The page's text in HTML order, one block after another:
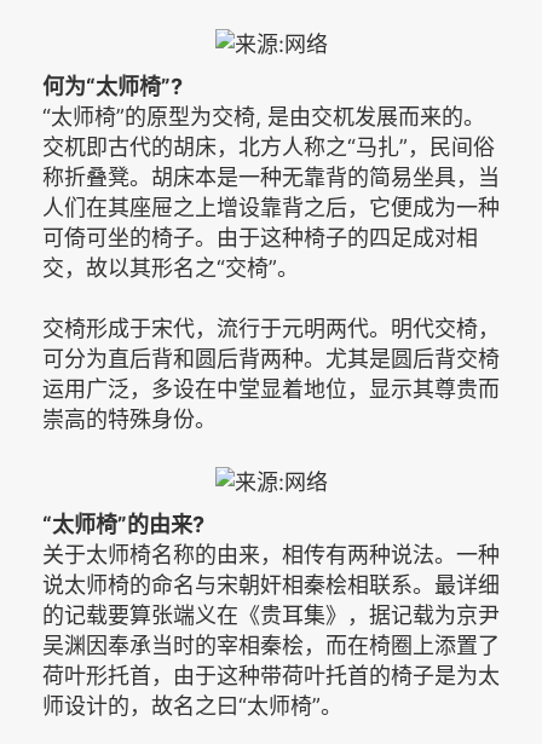
何为“太师椅”?
“太师椅”的原型为交椅, 是由交杌发展而来的。
交杌即古代的胡床，北方人称之“马扎”，民间俗
称折叠凳。胡床本是一种无靠背的简易坐具，当
人们在其座屉之上增设靠背之后，它便成为一种
可倚可坐的椅子。由于这种椅子的四足成对相
交，故以其形名之“交椅”。
交椅形成于宋代，流行于元明两代。明代交椅，
可分为直后背和圆后背两种。尤其是圆后背交椅
运用广泛，多设在中堂显着地位，显示其尊贵而
崇高的特殊身份。
“太师椅”的由来?
关于太师椅名称的由来，相传有两种说法。一种
说太师椅的命名与宋朝奸相秦桧相联系。最详细
的记载要算张端义在《贵耳集》，据记载为京尹
吴渊因奉承当时的宰相秦桧，而在椅圈上添置了
荷叶形托首，由于这种带荷叶托首的椅子是为太
师设计的，故名之曰“太师椅”。